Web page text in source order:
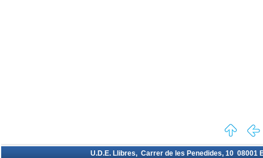
U.D.E. Llibres, Carrer de les Penedides, 10 08001